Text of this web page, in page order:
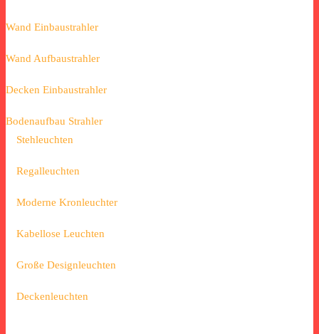
Wand Einbaustrahler
Wand Aufbaustrahler
Decken Einbaustrahler
Bodenaufbau Strahler
Stehleuchten
Regalleuchten
Moderne Kronleuchter
Kabellose Leuchten
Große Designleuchten
Deckenleuchten